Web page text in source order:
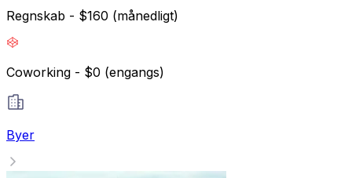
Regnskab - $160 (månedligt)
Coworking - $0 (engangs)
Byer